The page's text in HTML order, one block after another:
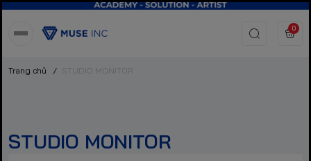
0
Trang chủ / STUDIO MONITOR
STUDIO MONITOR